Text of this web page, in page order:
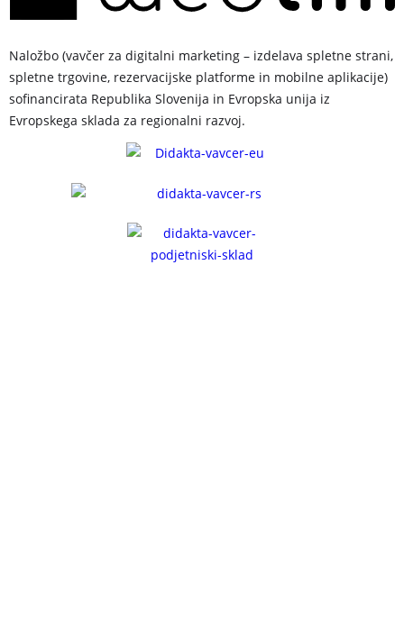
Naložbo (vavčer za digitalni marketing – izdelava spletne strani,
spletne trgovine, rezervacijske platforme in mobilne aplikacije)
sofinancirata Republika Slovenija in Evropska unija iz
Evropskega sklada za regionalni razvoj.